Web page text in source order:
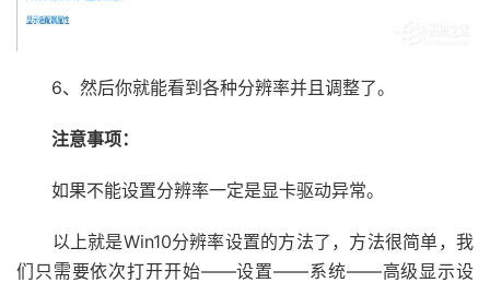
6、然后你就能看到各种分辨率并且调整了。
注意事项：
如果不能设置分辨率一定是显卡驱动异常。
以上就是Win10分辨率设置的方法了，方法很简单，我
们只需要依次打开开始——设置——系统——高级显示设